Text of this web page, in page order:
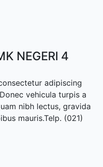
NEGERI 4
adipiscing
vehicula turpis a
nibh lectus, gravida
mauris.Telp. (021)